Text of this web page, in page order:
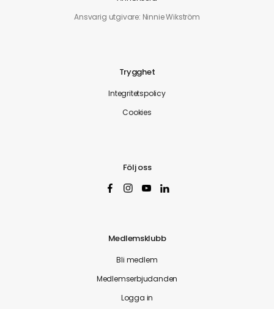
Ansvarig utgivare: Ninnie Wikström
Trygghet
Integritetspolicy
Cookies
Följ oss
Medlemsklubb
Bli medlem
Medlemserbjudanden
Logga in